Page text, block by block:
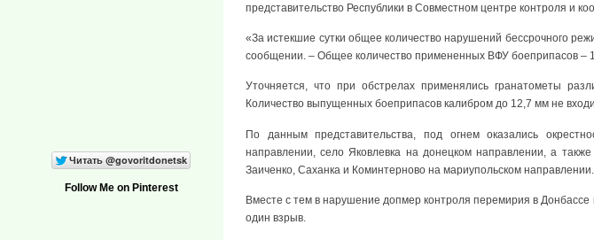
представительство Республики в Совместном центре контроля и
«За истекшие сутки общее количество нарушений бессрочного
сообщении. – Общее количество примененных ВФУ боеприпасов –
Уточняется, что при обстрелах применялись гранатометы
Количество выпущенных боеприпасов калибром до 12,7 мм не
По данным представительства, под огнем оказались
направлении, село Яковлевка на донецком направлении, а
Заиченко, Саханка и Коминтерново на мариупольском направлении.
Вместе с тем в нарушение допмер контроля перемирия в
один взрыв.
Follow Me on Pinterest